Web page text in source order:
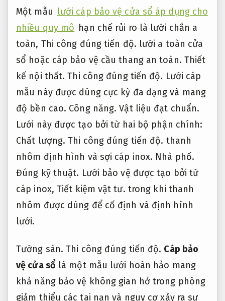
Một mẫu lưới cáp bảo vệ cửa sổ áp dụng cho
nhiều quy mô hạn chế rủi ro là lưới chắn a
toàn, Thi công đúng tiến độ. lưới a toàn cửa
sổ hoặc cáp bảo vệ cầu thang an toàn. Thiết
kế nội thất. Thi công đúng tiến độ. Lưới cáp
mẫu này được dùng cực kỳ đa dạng và mang
độ bền cao. Công năng. Vật liệu đạt chuẩn.
Lưới này được tạo bởi từ hai bộ phận chính:
Chất lượng. Thi công đúng tiến độ. thanh
nhôm định hình và sợi cáp inox. Nhà phố.
Đúng kỹ thuật. Lưới bảo vệ được tạo bởi từ
cáp inox, Tiết kiệm vật tư. trong khi thanh
nhôm được dùng để cố định và định hình
lưới.
Tường sàn. Thi công đúng tiến độ. Cáp bảo
vệ cửa sổ là một mẫu lưới hoàn hảo mang
khả năng bảo vệ không gian hở trong phòng
giảm thiểu các tai nạn và nguy cơ xảy ra sự